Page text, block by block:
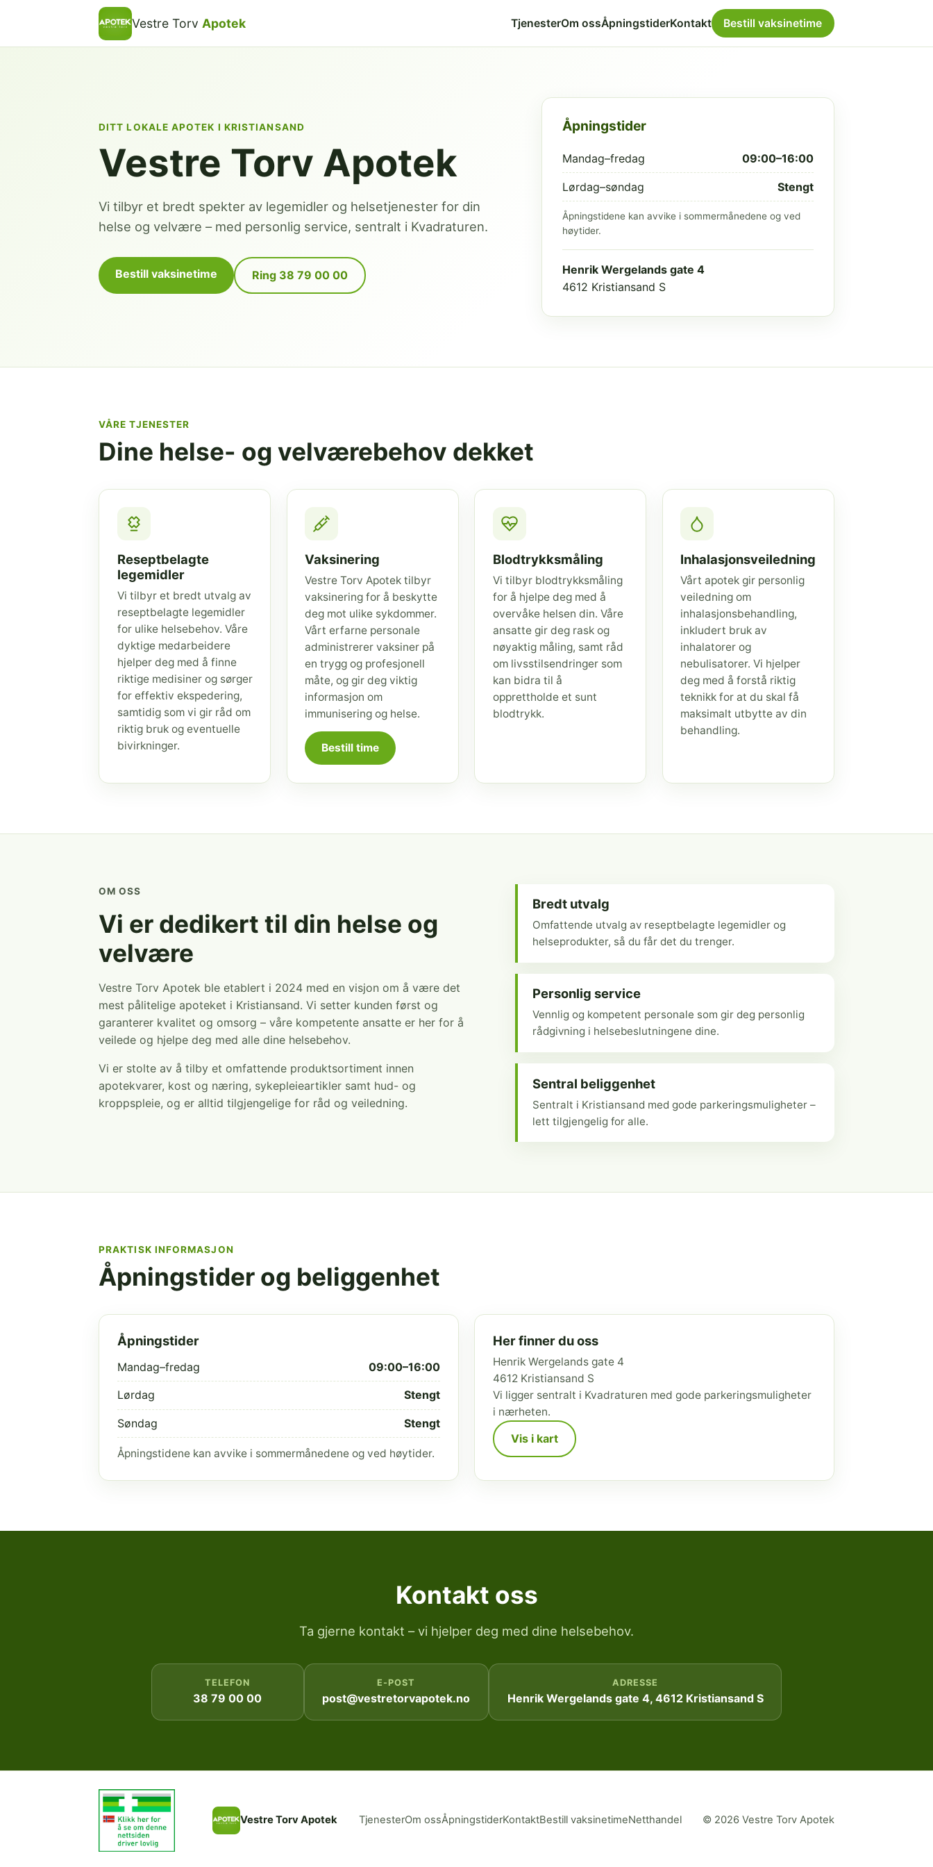
Vestre Torv Apotek TjenesterOm ossÅpningstiderKontakt Bestill vaksinetime
DITT LOKALE APOTEK I KRISTIANSAND
Vestre Torv Apotek
Vi tilbyr et bredt spekter av legemidler og helsetjenester for din
helse og velvære – med personlig service, sentralt i Kvadraturen.
Bestill vaksinetime Ring 38 79 00 00
Åpningstider
Mandag–fredag 09:00–16:00
Lørdag–søndag Stengt
Åpningstidene kan avvike i sommermånedene og ved
høytider.
Henrik Wergelands gate 4
4612 Kristiansand S
VÅRE TJENESTER
Dine helse- og velværebehov dekket
Reseptbelagte
legemidler
Vi tilbyr et bredt utvalg av
reseptbelagte legemidler
for ulike helsebehov. Våre
dyktige medarbeidere
hjelper deg med å finne
riktige medisiner og sørger
for effektiv ekspedering,
samtidig som vi gir råd om
riktig bruk og eventuelle
bivirkninger.
Vaksinering
Vestre Torv Apotek tilbyr
vaksinering for å beskytte
deg mot ulike sykdommer.
Vårt erfarne personale
administrerer vaksiner på
en trygg og profesjonell
måte, og gir deg viktig
informasjon om
immunisering og helse.
Bestill time
Blodtrykksmåling
Vi tilbyr blodtrykksmåling
for å hjelpe deg med å
overvåke helsen din. Våre
ansatte gir deg rask og
nøyaktig måling, samt råd
om livsstilsendringer som
kan bidra til å
opprettholde et sunt
blodtrykk.
Inhalasjonsveiledning
Vårt apotek gir personlig
veiledning om
inhalasjonsbehandling,
inkludert bruk av
inhalatorer og
nebulisatorer. Vi hjelper
deg med å forstå riktig
teknikk for at du skal få
maksimalt utbytte av din
behandling.
OM OSS
Vi er dedikert til din helse og
velvære
Vestre Torv Apotek ble etablert i 2024 med en visjon om å være det
mest pålitelige apoteket i Kristiansand. Vi setter kunden først og
garanterer kvalitet og omsorg – våre kompetente ansatte er her for å
veilede og hjelpe deg med alle dine helsebehov.
Vi er stolte av å tilby et omfattende produktsortiment innen
apotekvarer, kost og næring, sykepleieartikler samt hud- og
kroppspleie, og er alltid tilgjengelige for råd og veiledning.
Bredt utvalg
Omfattende utvalg av reseptbelagte legemidler og
helseprodukter, så du får det du trenger.
Personlig service
Vennlig og kompetent personale som gir deg personlig
rådgivning i helsebeslutningene dine.
Sentral beliggenhet
Sentralt i Kristiansand med gode parkeringsmuligheter –
lett tilgjengelig for alle.
PRAKTISK INFORMASJON
Åpningstider og beliggenhet
Åpningstider
Mandag–fredag 09:00–16:00
Lørdag Stengt
Søndag Stengt
Åpningstidene kan avvike i sommermånedene og ved høytider.
Her finner du oss
Henrik Wergelands gate 4
4612 Kristiansand S
Vi ligger sentralt i Kvadraturen med gode parkeringsmuligheter
i nærheten.
Vis i kart
Kontakt oss
Ta gjerne kontakt – vi hjelper deg med dine helsebehov.
TELEFON
38 79 00 00
E-POST
post@vestretorvapotek.no
ADRESSE
Henrik Wergelands gate 4, 4612 Kristiansand S
Vestre Torv Apotek TjenesterOm ossÅpningstiderKontaktBestill vaksinetimeNetthandel © 2026 Vestre Torv Apotek